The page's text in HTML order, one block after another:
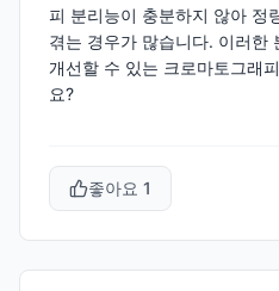
피 분리능이 충분하지 않아 정
겪는 경우가 많습니다. 이러한
개선할 수 있는 크로마토그래
요?
좋아요 1